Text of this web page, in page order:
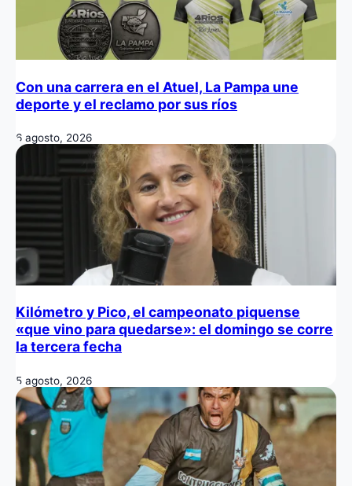
Con una carrera en el Atuel, La Pampa une
deporte y el reclamo por sus ríos
6 agosto, 2026
Kilómetro y Pico, el campeonato piquense
«que vino para quedarse»: el domingo se corre
la tercera fecha
5 agosto, 2026